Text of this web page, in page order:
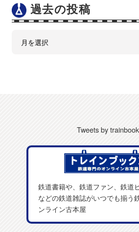
過去の投稿
Tweets by
鉄道書籍や、鉄道ファン、鉄道
などの鉄道雑誌がいつでも揃う
ンライン古本屋